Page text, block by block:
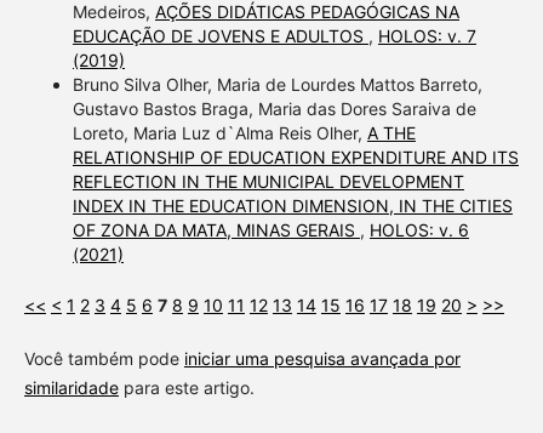
Medeiros, AÇÕES DIDÁTICAS PEDAGÓGICAS NA
EDUCAÇÃO DE JOVENS E ADULTOS , HOLOS: v. 7
(2019)
Bruno Silva Olher, Maria de Lourdes Mattos Barreto,
Gustavo Bastos Braga, Maria das Dores Saraiva de
Loreto, Maria Luz d`Alma Reis Olher, A THE
RELATIONSHIP OF EDUCATION EXPENDITURE AND ITS
REFLECTION IN THE MUNICIPAL DEVELOPMENT
INDEX IN THE EDUCATION DIMENSION, IN THE CITIES
OF ZONA DA MATA, MINAS GERAIS , HOLOS: v. 6
(2021)
<< < 1 2 3 4 5 6 7 8 9 10 11 12 13 14 15 16 17 18 19 20 > >>
Você também pode iniciar uma pesquisa avançada por
similaridadepara este artigo.